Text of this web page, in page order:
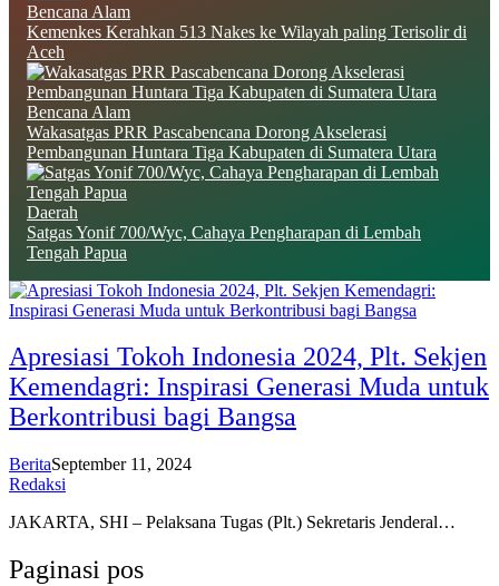
Bencana Alam
Kemenkes Kerahkan 513 Nakes ke Wilayah paling Terisolir di
Aceh
Bencana Alam
Wakasatgas PRR Pascabencana Dorong Akselerasi
Pembangunan Huntara Tiga Kabupaten di Sumatera Utara
Daerah
Satgas Yonif 700/Wyc, Cahaya Pengharapan di Lembah
Tengah Papua
Apresiasi Tokoh Indonesia 2024, Plt. Sekjen
Kemendagri: Inspirasi Generasi Muda untuk
Berkontribusi bagi Bangsa
BeritaSeptember 11, 2024
Redaksi
JAKARTA, SHI – Pelaksana Tugas (Plt.) Sekretaris Jenderal…
Paginasi pos